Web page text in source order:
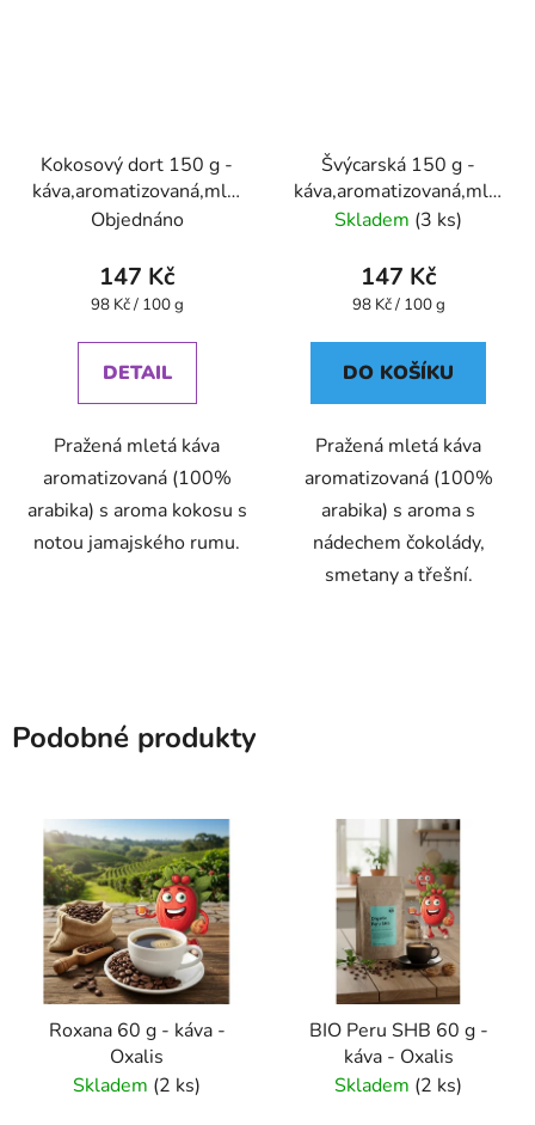
Kokosový dort 150 g -
káva,aromatizovaná,mletá
- Oxalis
Objednáno
147 Kč
Měrná
98 Kč / 100 g
DETAIL
Pražená mletá káva
aromatizovaná (100%
arabika) s aroma kokosu s
notou jamajského rumu.
Švýcarská 150 g -
káva,aromatizovaná,mletá
- Oxalis
Skladem (3 ks)
147 Kč
Měrná
98 Kč / 100 g
DO KOŠÍKU
Pražená mletá káva
aromatizovaná (100%
arabika) s aroma s
nádechem čokolády,
smetany a třešní.
Podobné produkty
Roxana 60 g - káva -
Oxalis
Skladem (2 ks)
BIO Peru SHB 60 g -
káva - Oxalis
Skladem (2 ks)